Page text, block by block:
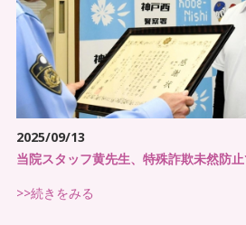
不定愁訴
2025/09/13
当院スタッフ黄先生、特殊詐欺未然防
>>続きをみる
2024.6.1～（2024.10.1～）療養費の改
こんなことでお困りで